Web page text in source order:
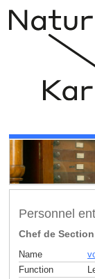
Personnel
Chef de Section
Name
Function